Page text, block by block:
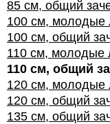
85 см, общий
100 см, молодые
100 см, общий
110 см, молодые
110 см, общий
120 см, молодые
120 см, общий
135 см, общий